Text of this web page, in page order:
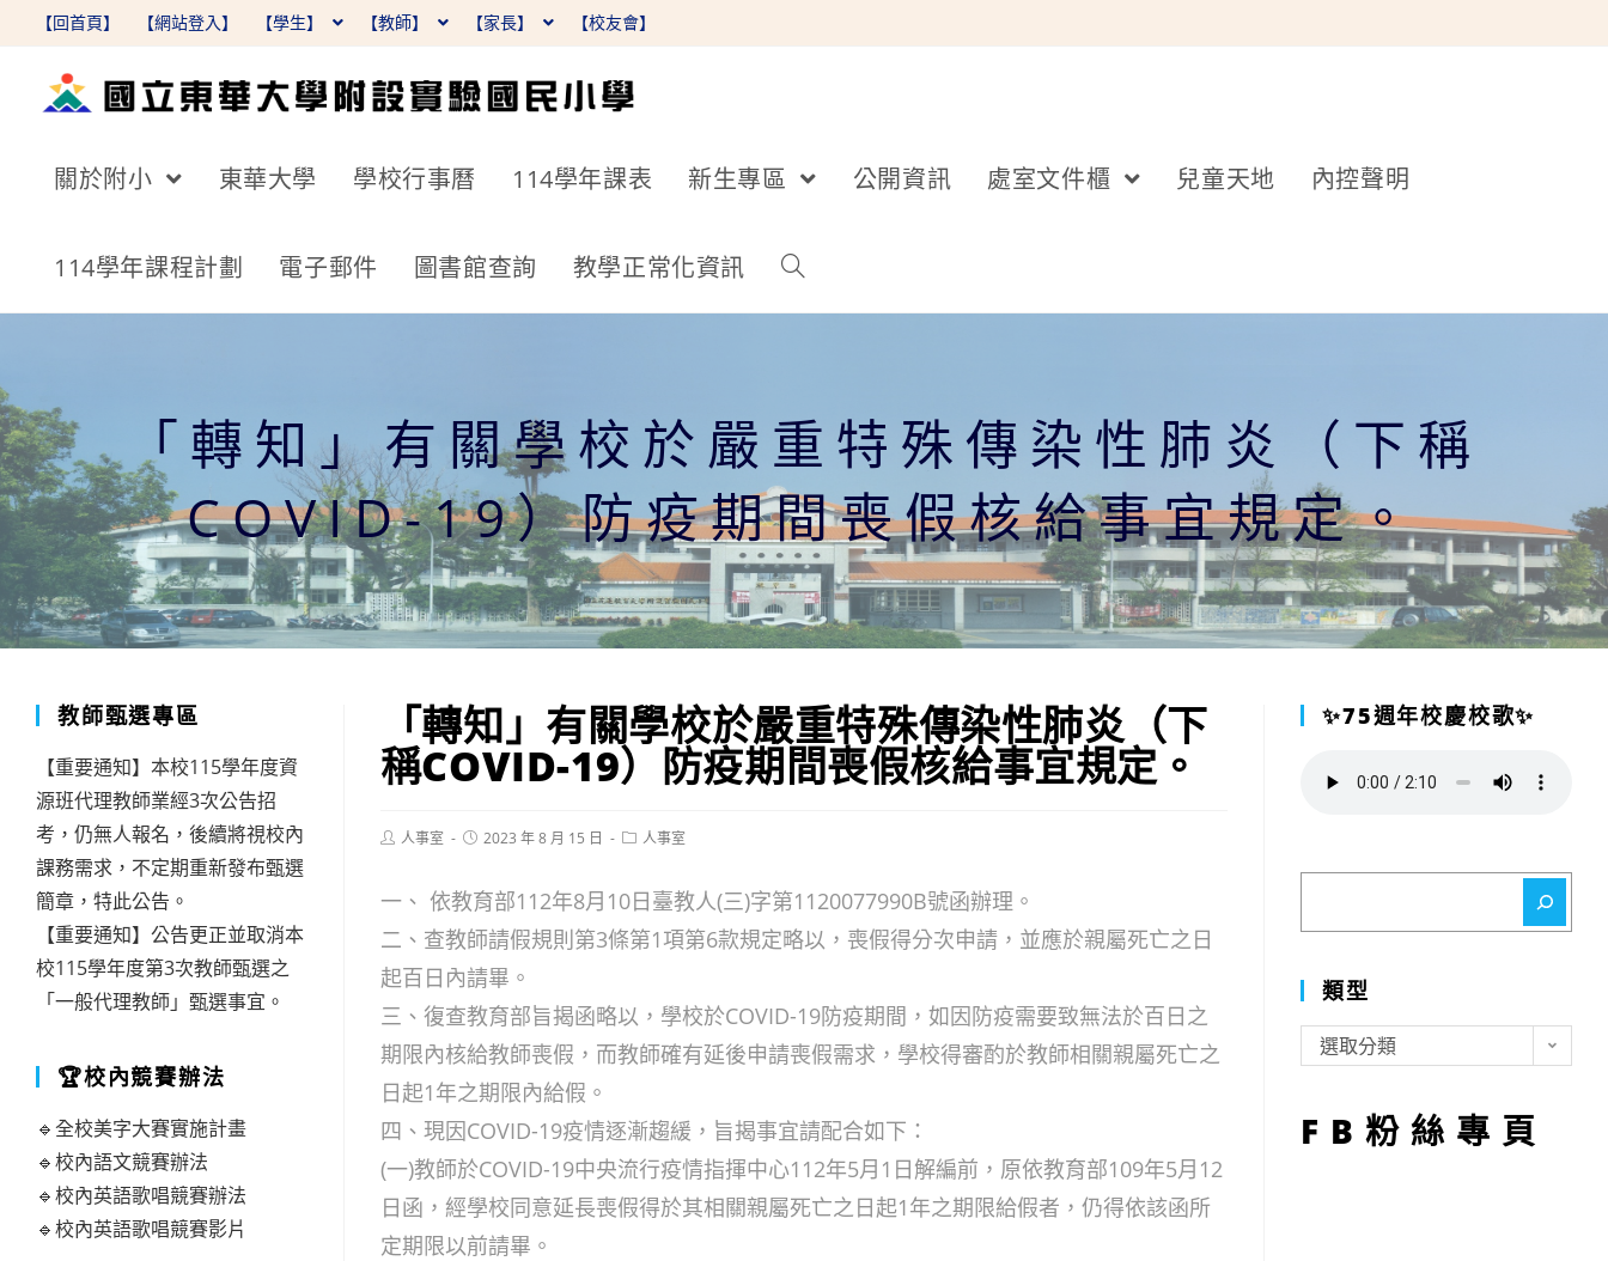
【回首頁】 【網站登入】 【學生】 【教師】 【家長】 【校友會】
關於附小 東華大學 學校行事曆 114學年課表 新生專區 公開資訊 處室文件櫃 兒童天地 內控聲明
114學年課程計劃 電子郵件 圖書館查詢 教學正常化資訊
「轉知」有關學校於嚴重特殊傳染性肺炎（下稱
COVID-19）防疫期間喪假核給事宜規定。
「轉知」有關學校於嚴重特殊傳染性肺炎（下
稱COVID-19）防疫期間喪假核給事宜規定。
Post人事室
Post2023 年 8 月 15 日
Post人事室
一、 依教育部112年8月10日臺教人(三)字第1120077990B號函辦理。
二、查教師請假規則第3條第1項第6款規定略以，喪假得分次申請，並應於親屬死亡之日
起百日內請畢。
三、復查教育部旨揭函略以，學校於COVID-19防疫期間，如因防疫需要致無法於百日之
期限內核給教師喪假，而教師確有延後申請喪假需求，學校得審酌於教師相關親屬死亡之
日起1年之期限內給假。
四、現因COVID-19疫情逐漸趨緩，旨揭事宜請配合如下：
(一)教師於COVID-19中央流行疫情指揮中心112年5月1日解編前，原依教育部109年5月12
日函，經學校同意延長喪假得於其相關親屬死亡之日起1年之期限給假者，仍得依該函所
定期限以前請畢。
教師甄選專區
【重要通知】本校115學年度資
源班代理教師業經3次公告招
考，仍無人報名，後續將視校內
課務需求，不定期重新發布甄選
簡章，特此公告。
【重要通知】公告更正並取消本
校115學年度第3次教師甄選之
「一般代理教師」甄選事宜。
🏆校內競賽辦法
🔹全校美字大賽實施計畫
🔹校內語文競賽辦法
🔹校內英語歌唱競賽辦法
🔹校內英語歌唱競賽影片
✨75週年校慶校歌✨
類型
型
選取分類
FB粉絲專頁